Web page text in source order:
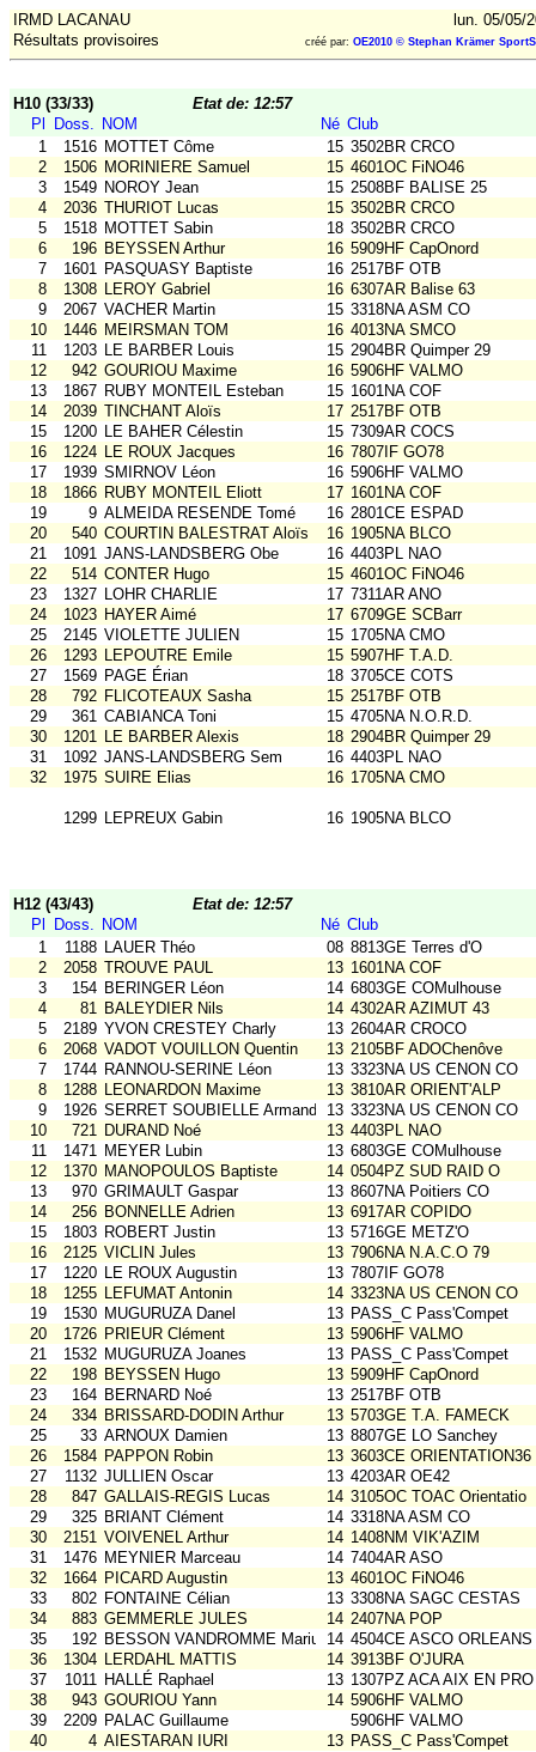
IRMD LACANAU
lun. 05/05/
Résultats provisoires
créé par: OE2010 © Stephan Krämer
H10 (33/33)
Etat de: 12:57
Pl
Doss. NOM Né Club
1
1516 MOTTET Côme 15 3502BR CRCO
2
1506 MORINIERE Samuel 15 4601OC FiNO46
3
1549 NOROY Jean 15 2508BF BALISE 25
4
2036 THURIOT Lucas 15 3502BR CRCO
5
1518 MOTTET Sabin 18 3502BR CRCO
6
196 BEYSSEN Arthur 16 5909HF CapOnord
7
1601 PASQUASY Baptiste 16 2517BF OTB
8
1308 LEROY Gabriel 16 6307AR Balise 63
9
2067 VACHER Martin 15 3318NA ASM CO
10
1446 MEIRSMAN TOM 16 4013NA SMCO
11
1203 LE BARBER Louis 15 2904BR Quimper 29
12
942 GOURIOU Maxime 16 5906HF VALMO
13
1867 RUBY MONTEIL Esteban 15 1601NA COF
14
2039 TINCHANT Aloïs 17 2517BF OTB
15
1200 LE BAHER Célestin 15 7309AR COCS
16
1224 LE ROUX Jacques 16 7807IF GO78
17
1939 SMIRNOV Léon 16 5906HF VALMO
18
1866 RUBY MONTEIL Eliott 17 1601NA COF
19
9 ALMEIDA RESENDE Tomé 16 2801CE ESPAD
20
540 COURTIN BALESTRAT Aloïs 16 1905NA BLCO
21
1091 JANS-LANDSBERG Obe 16 4403PL NAO
22
514 CONTER Hugo 15 4601OC FiNO46
23
1327 LOHR CHARLIE 17 7311AR ANO
24
1023 HAYER Aimé 17 6709GE SCBarr
25
2145 VIOLETTE JULIEN 15 1705NA CMO
26
1293 LEPOUTRE Emile 15 5907HF T.A.D.
27
1569 PAGE Érian 18 3705CE COTS
28
792 FLICOTEAUX Sasha 15 2517BF OTB
29
361 CABIANCA Toni 15 4705NA N.O.R.D.
30
1201 LE BARBER Alexis 18 2904BR Quimper 29
31
1092 JANS-LANDSBERG Sem 16 4403PL NAO
32
1975 SUIRE Elias 16 1705NA CMO
1299 LEPREUX Gabin 16 1905NA BLCO
H12 (43/43)
Etat de: 12:57
Pl
Doss. NOM Né Club
1
1188 LAUER Théo 08 8813GE Terres d'O
2
2058 TROUVE PAUL 13 1601NA COF
3
154 BERINGER Léon 14 6803GE COMulhouse
4
81 BALEYDIER Nils 14 4302AR AZIMUT 43
5
2189 YVON CRESTEY Charly 13 2604AR CROCO
6
2068 VADOT VOUILLON Quentin 13 2105BF ADOChenôve
7
1744 RANNOU-SERINE Léon 13 3323NA US CENON CO
8
1288 LEONARDON Maxime 13 3810AR ORIENT'ALP
9
1926 SERRET SOUBIELLE Armand 13 3323NA US CENON CO
10
721 DURAND Noé 13 4403PL NAO
11
1471 MEYER Lubin 13 6803GE COMulhouse
12
1370 MANOPOULOS Baptiste 14 0504PZ SUD RAID O
13
970 GRIMAULT Gaspar 13 8607NA Poitiers CO
14
256 BONNELLE Adrien 13 6917AR COPIDO
15
1803 ROBERT Justin 13 5716GE METZ'O
16
2125 VICLIN Jules 13 7906NA N.A.C.O 79
17
1220 LE ROUX Augustin 13 7807IF GO78
18
1255 LEFUMAT Antonin 14 3323NA US CENON CO
19
1530 MUGURUZA Danel 13 PASS_C Pass'Compet
20
1726 PRIEUR Clément 13 5906HF VALMO
21
1532 MUGURUZA Joanes 13 PASS_C Pass'Compet
22
198 BEYSSEN Hugo 13 5909HF CapOnord
23
164 BERNARD Noé 13 2517BF OTB
24
334 BRISSARD-DODIN Arthur 13 5703GE T.A. FAMECK
25
33 ARNOUX Damien 13 8807GE LO Sanchey
26
1584 PAPPON Robin 13 3603CE ORIENTATION36
27
1132 JULLIEN Oscar 13 4203AR OE42
28
847 GALLAIS-REGIS Lucas 14 3105OC TOAC Orientatio
29
325 BRIANT Clément 14 3318NA ASM CO
30
2151 VOIVENEL Arthur 14 1408NM VIK'AZIM
31
1476 MEYNIER Marceau 14 7404AR ASO
32
1664 PICARD Augustin 13 4601OC FiNO46
33
802 FONTAINE Célian 13 3308NA SAGC CESTAS
34
883 GEMMERLE JULES 14 2407NA POP
35
192 BESSON VANDROMME Marius 14 4504CE ASCO ORLEANS
36
1304 LERDAHL MATTIS 14 3913BF O'JURA
37
1011 HALLÉ Raphael 13 1307PZ ACA AIX EN
38
943 GOURIOU Yann 14 5906HF VALMO
39
2209 PALAC Guillaume
5906HF VALMO
40
4 AIESTARAN IURI 13 PASS_C Pass'Compet